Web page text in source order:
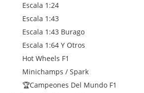
Escala 1:24
Escala 1:43
Escala 1:43 Burago
Escala 1:64 Y Otros
Hot Wheels F1
Minichamps / Spark
🏆Campeones Del Mundo F1